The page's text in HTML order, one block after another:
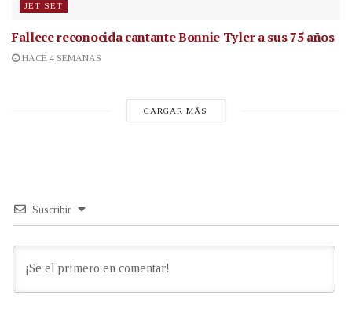
JET SET
Fallece reconocida cantanteBonnie Tyler a sus 75 años
HACE 4 SEMANAS
CARGAR MÁS
Suscribir